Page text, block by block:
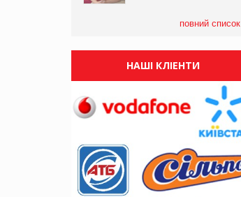
повний список
НАШІ КЛІЕНТИ